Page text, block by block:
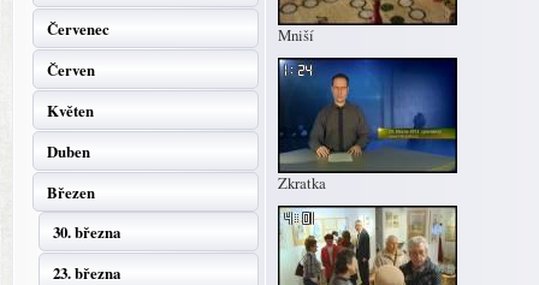
Červenec
Červen
Květen
Duben
Březen
30. března
23. března
Mniší
Zkratka